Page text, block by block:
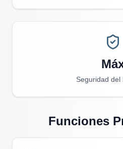
Seguridad del
Funciones